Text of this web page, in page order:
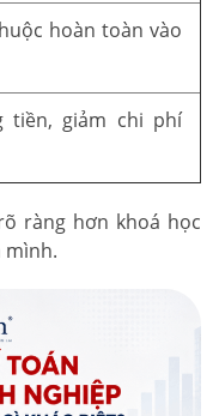
hoàn toàn vào
tiền, giảm chi phí
ràng hơn khoá học
mình.